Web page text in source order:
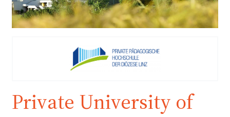
Private University of